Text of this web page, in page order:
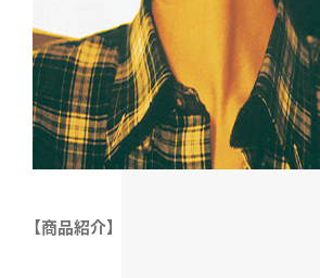
【商品紹介】